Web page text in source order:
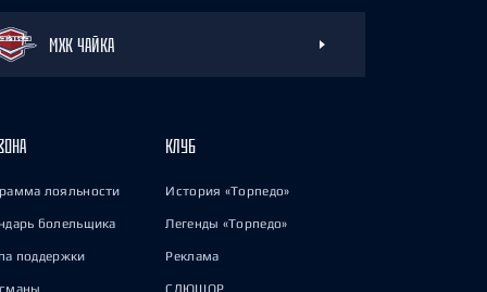
МХК ЧАЙКА
лояльности
болельщика
поддержки
КЛУБ
История «Торпедо»
Легенды «Торпедо»
Реклама
СДЮШОР